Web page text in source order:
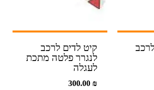
קיט לדים לרכב
לנגרר פלטה מתכת
לעגלה
300.00₪